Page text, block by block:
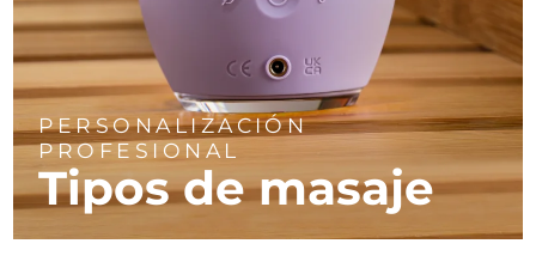
PERSONALIZACIÓN
PROFESIONAL
Tipos de masaje